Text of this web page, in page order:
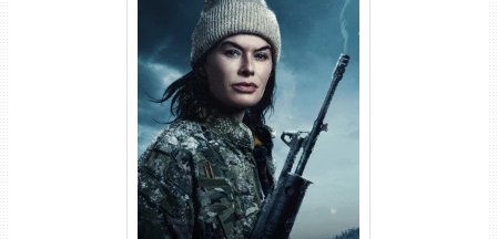
Balística Torrent (2025) WEB-
DL 1080p Dual Áudio